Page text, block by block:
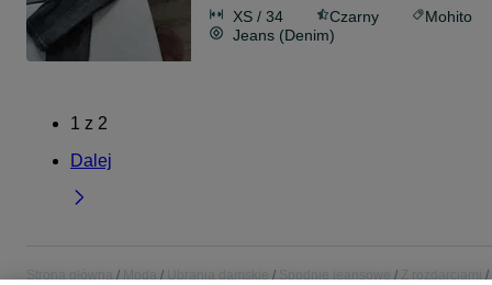
XS / 34 Czarny
Mohito
Jeans (Denim)
1 z 2
Dalej
Strona główna Moda Ubrania damskie Spodnie jeansowe
Z rozdarciami